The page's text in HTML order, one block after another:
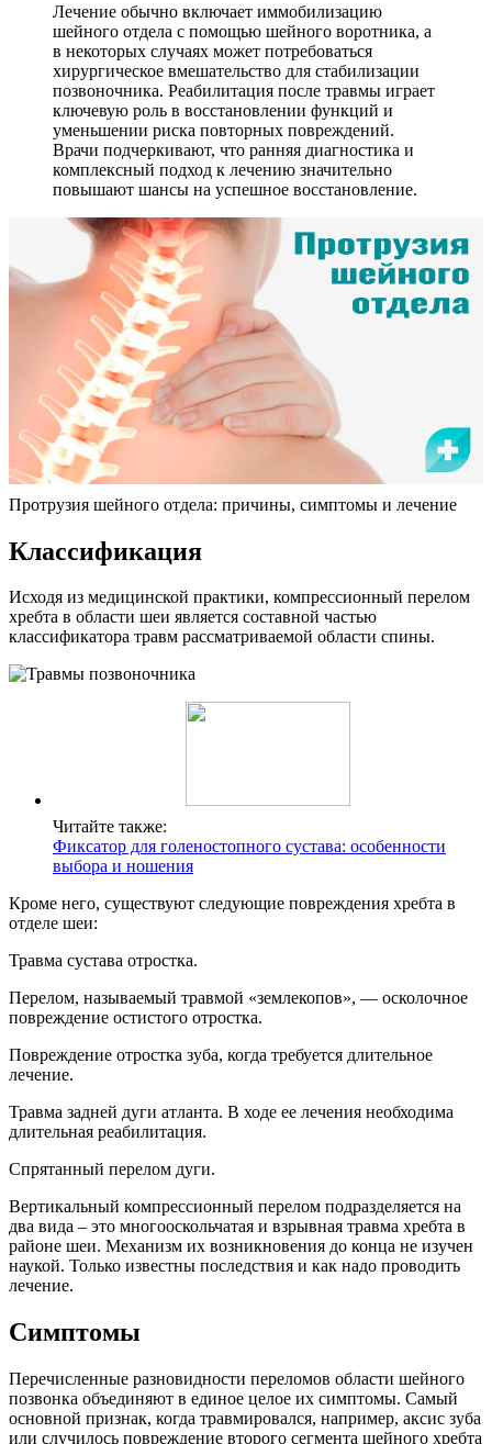
Лечение обычно включает иммобилизацию
шейного отдела с помощью шейного воротника, а
в некоторых случаях может потребоваться
хирургическое вмешательство для стабилизации
позвоночника. Реабилитация после травмы играет
ключевую роль в восстановлении функций и
уменьшении риска повторных повреждений.
Врачи подчеркивают, что ранняя диагностика и
комплексный подход к лечению значительно
повышают шансы на успешное восстановление.
Протрузия шейного отдела: причины, симптомы и лечение
Классификация
Исходя из медицинской практики, компрессионный перелом
хребта в области шеи является составной частью
классификатора травм рассматриваемой области спины.
Читайте также:
Фиксатор для голеностопного сустава: особенности
выбора и ношения
Кроме него, существуют следующие повреждения хребта в
отделе шеи:
Травма сустава отростка.
Перелом, называемый травмой «землекопов», — осколочное
повреждение остистого отростка.
Повреждение отростка зуба, когда требуется длительное
лечение.
Травма задней дуги атланта. В ходе ее лечения необходима
длительная реабилитация.
Спрятанный перелом дуги.
Вертикальный компрессионный перелом подразделяется на
два вида – это многооскольчатая и взрывная травма хребта в
районе шеи. Механизм их возникновения до конца не изучен
наукой. Только известны последствия и как надо проводить
лечение.
Симптомы
Перечисленные разновидности переломов области шейного
позвонка объединяют в единое целое их симптомы. Самый
основной признак, когда травмировался, например, аксис зуба
или случилось повреждение второго сегмента шейного хребта